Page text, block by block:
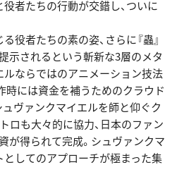
者たちの行動が交錯し、ついに
役者たちの素の姿、さらに『蟲』
示されるという斬新な3層のメタ
ルならではのアニメーション技法
時には資金を補うためのクラウド
ュヴァンクマイエルを師と仰ぐク
ロも大々的に協力、日本のファン
が得られて完成。シュヴァンクマ
としてのアプローチが極まった集